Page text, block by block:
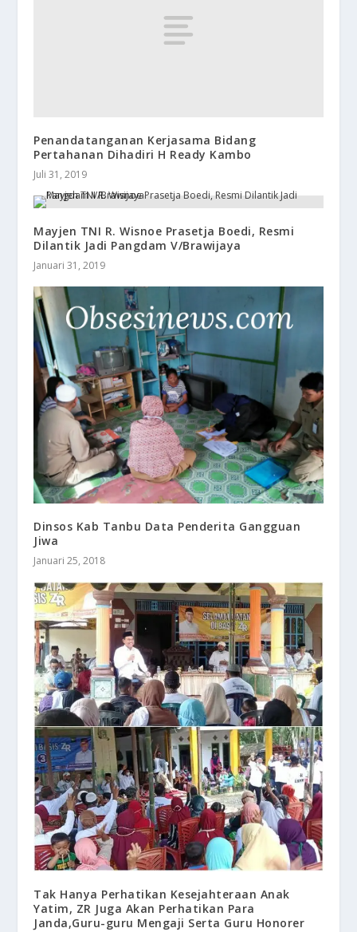
Penandatanganan Kerjasama Bidang
Pertahanan Dihadiri H Ready Kambo
Juli 31, 2019
Mayjen TNI R. Wisnoe Prasetja Boedi, Resmi
Dilantik Jadi Pangdam V/Brawijaya
Januari 31, 2019
Dinsos Kab Tanbu Data Penderita Gangguan
Jiwa
Januari 25, 2018
Tak Hanya Perhatikan Kesejahteraan Anak
Yatim, ZR Juga Akan Perhatikan Para
Janda,Guru-guru Mengaji Serta Guru Honorer